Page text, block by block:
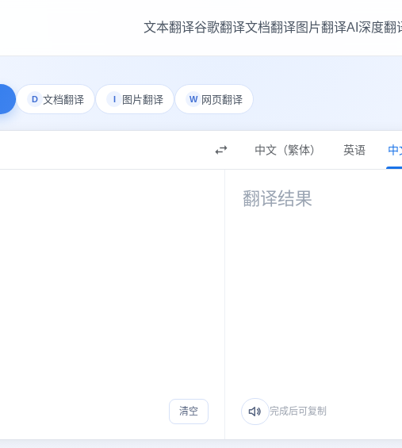
文本翻译谷歌翻译文档翻译图片翻译AI深度翻
D 文档翻译 I 图片翻译 W 网页翻译
中文（繁体） 英语 中
中文（简体）
清空 完成后可复制